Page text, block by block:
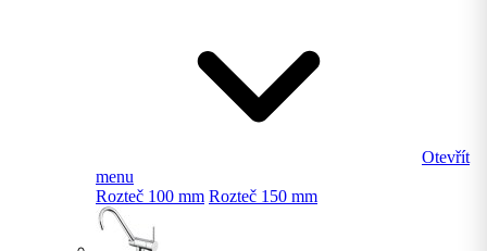
Otevřít
menu
Rozteč 100 mm Rozteč 150 mm